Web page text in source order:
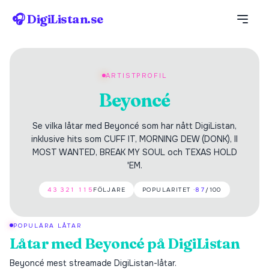
🎧 DigiListan.se
ARTISTPROFIL
Beyoncé
Se vilka låtar med Beyoncé som har nått DigiListan,
inklusive hits som CUFF IT, MORNING DEW (DONK), II
MOST WANTED, BREAK MY SOUL och TEXAS HOLD
'EM.
43 321 115 FÖLJARE POPULARITET ·87 /100
POPULÄRA LÅTAR
Låtar medBeyoncé på DigiListan
Beyoncé mest streamade DigiListan-låtar.